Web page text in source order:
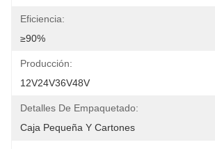
Eficiencia:
≥90%
Producción:
12V24V36V48V
Detalles De Empaquetado:
Caja Pequeña Y Cartones